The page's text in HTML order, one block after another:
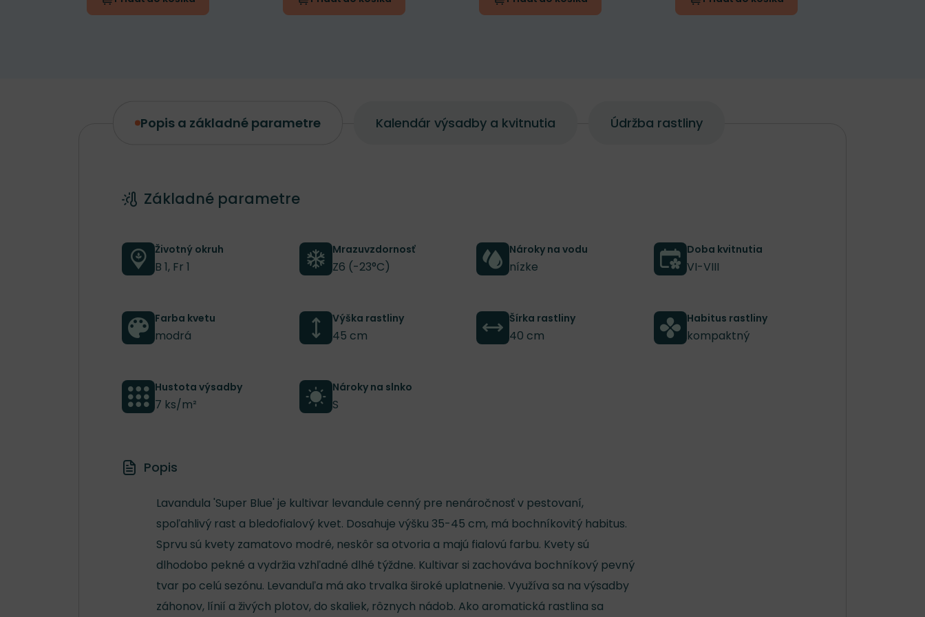
Popis a základné parametre Kalendár výsadby a kvitnutia Údržba rastliny
Popis a základné parametre
Základné parametre
Životný okruh
B 1, Fr 1
Mrazuvzdornosť
Z6 (-23°C)
Nároky na vodu
nízke
Doba kvitnutia
VI-VIII
Farba kvetu
modrá
Výška rastliny
45 cm
Šírka rastliny
40 cm
Habitus rastliny
kompaktný
Hustota výsadby
7 ks/m²
Nároky na slnko
S
Popis
Lavandula 'Super Blue' je kultivar levandule cenný pre nenáročnosť v pestovaní,
spoľahlivý rast a bledofialový kvet. Dosahuje výšku 35-45 cm, má bochníkovitý habitus.
Sprvu sú kvety zamatovo modré, neskôr sa otvoria a majú fialovú farbu. Kvety sú
dlhodobo pekné a vydržia vzhľadné dlhé týždne. Kultivar si zachováva bochníkový pevný
tvar po celú sezónu. Levanduľa má ako trvalka široké uplatnenie. Využíva sa na výsadby
záhonov, línií a živých plotov, do skaliek, rôznych nádob. Ako aromatická rastlina sa